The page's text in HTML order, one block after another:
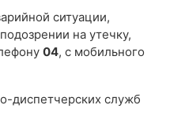
ситуации,
на утечку,
04, с мобильного
диспетчерских служб